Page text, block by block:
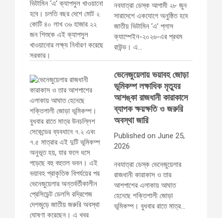
নবযাত্রা ডেস্ক আগামী ২৮ জুন
সারাদেশে একযোগে অনুষ্ঠিত হবে
জাতীয় ভিটামিন ‘এ’ প্লাস
ক্যাম্পেইন-২০২৬-এর প্রথম
রাউন্ড। এ…
ভেনেজুয়েলায় ভয়াবহ জোড়া
ভূমিকম্প লক্ষাধিক মৃত্যুর
আশঙ্কা রাজধানী কারাকাসে
ব্যাপক ক্ষয়ক্ষতি ও জরুরি
অবস্থা জারি
Published on June 25,
2026
নবযাত্রা ডেস্ক ভেনেজুয়েলার
রাজধানী কারাকাস ও তার
আশপাশের এলাকায় আঘাত
হেনেছে শক্তিশালী জোড়া
ভূমিকম্প। বুধবার রাতে মাত্র…